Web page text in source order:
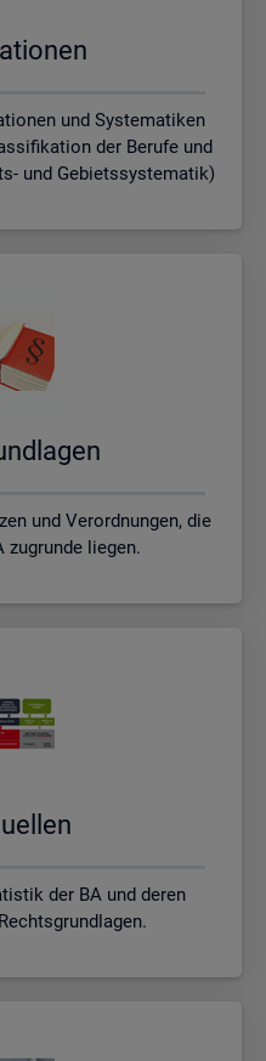
und Systematiken
der Berufe und
und Gebietssystematik)
und Verordnungen, die
zugrunde liegen.
der BA und deren